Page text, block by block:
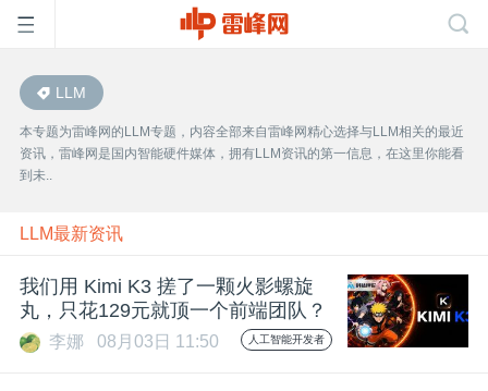
首
页
雷
峰
LLM
本专题为雷峰网的LLM专题，内容全部来自雷峰网精心选择与LLM相关的最近
资讯，雷峰网是国内智能硬件媒体，拥有LLM资讯的第一信息，在这里你能看
到未..
LLM最新资讯
我们用 Kimi K3 搓了一颗火影螺旋
丸，只花129元就顶一个前端团队？
李娜 08月03日 11:50 人工智能开发者